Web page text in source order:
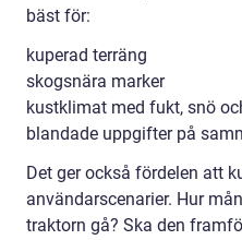
bäst för:
kuperad terräng
skogsnära marker
kustklimat med fukt, snö
blandade uppgifter på
Det ger också fördelen att
användarscenarier. Hur
traktorn gå? Ska den